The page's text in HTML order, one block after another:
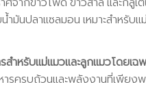
ำมันปลาแซลมอน เหมาะสำหรั
สำหรับแม่แมวและลูกแมวโดยเฉพ
ารครบถ้วนและพลังงานที่เพีย